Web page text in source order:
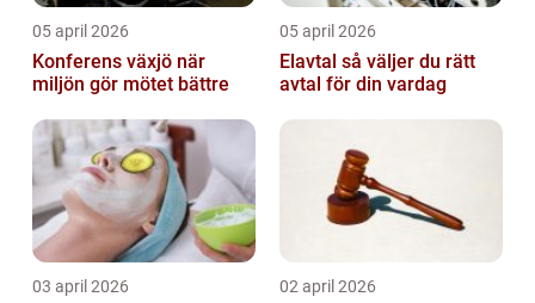
05 april 2026
Konferens växjö när
miljön gör mötet bättre
05 april 2026
Elavtal så väljer du rätt
avtal för din vardag
03 april 2026 02 april 2026